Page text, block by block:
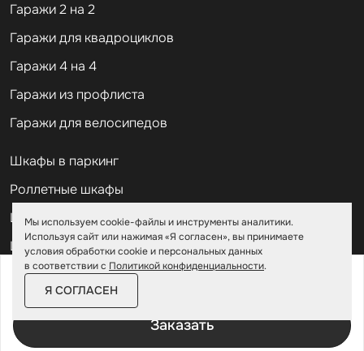
от197 200 ₽
Заказать
Гаражи 2 на 2
Гаражи для квадроциклов
Гаражи 4 на 4
Гаражи из профлиста
Гаражи для велосипедов
Шкафы в паркинг
Роллетные шкафы
Шкафы уличные всепогодные
Шкафы садовые
Хозблоки для дачи
Хозблоки металлические
Хозблоки с дровником
Мы используем cookie-файлы и инструменты аналитики.
Используя сайт или нажимая «Я согласен», вы принимаете
условия обработки cookie и персональных данных
в соответствии с Политикой конфиденциальности.
Я СОГЛАСЕН